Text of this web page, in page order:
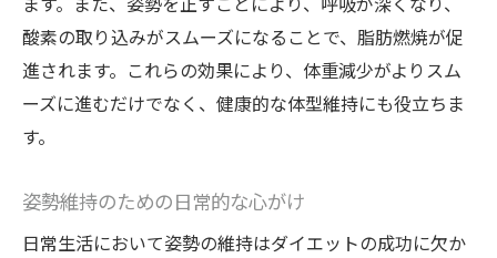
酸素の取り込みがスムーズになることで、脂肪燃焼が促
進されます。これらの効果により、体重減少がよりスム
ーズに進むだけでなく、健康的な体型維持にも役立ちま
す。
姿勢維持のための日常的な心がけ
日常生活において姿勢の維持はダイエットの成功に欠か